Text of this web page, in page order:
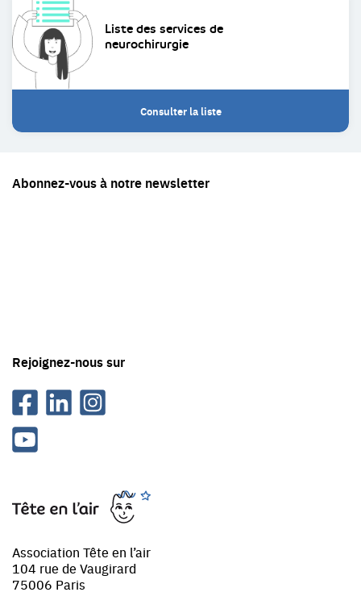
Liste des services de
neurochirurgie
Consulter la liste
Tête
en
Association Tête en l’air
104 rue de Vaugirard
75006 Paris
Rejoignez-nous sur
FacebookLinkedinInstagram
Youtube
Abonnez-vous à notre newsletter